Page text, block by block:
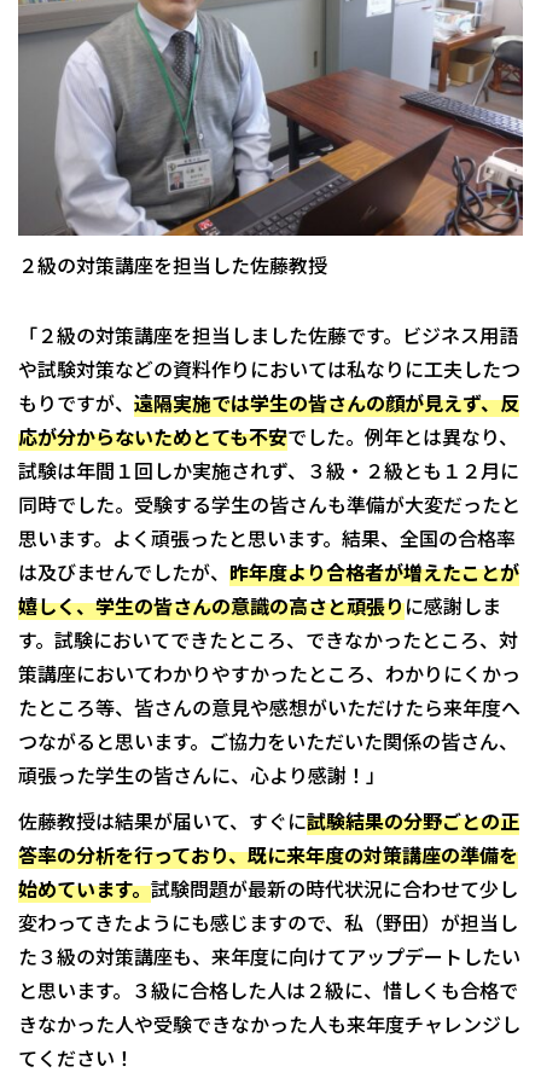
２級の対策講座を担当した佐藤教授
「２級の対策講座を担当しました佐藤です。ビジネス用語
や試験対策などの資料作りにおいては私なりに工夫したつ
もりですが、 遠隔実施では学生の皆さんの顔が見えず、反
応が分からないためとても不安でした。例年とは異なり、
試験は年間１回しか実施されず、３級・２級とも１２月に
同時でした。受験する学生の皆さんも準備が大変だったと
思います。よく頑張ったと思います。結果、全国の合格率
は及びませんでしたが、 昨年度より合格者が増えたことが
嬉しく、学生の皆さんの意識の高さと頑張りに感謝しま
す。試験においてできたところ、できなかったところ、対
策講座においてわかりやすかったところ、わかりにくかっ
たところ等、皆さんの意見や感想がいただけたら来年度へ
つながると思います。ご協力をいただいた関係の皆さん、
頑張った学生の皆さんに、心より感謝！」
佐藤教授は結果が届いて、すぐに試験結果の分野ごとの正
答率の分析を行っており、既に来年度の対策講座の準備を
始めています。試験問題が最新の時代状況に合わせて少し
変わってきたようにも感じますので、私（野田）が担当し
た３級の対策講座も、来年度に向けてアップデートしたい
と思います。３級に合格した人は２級に、惜しくも合格で
きなかった人や受験できなかった人も来年度チャレンジし
てください！